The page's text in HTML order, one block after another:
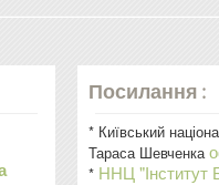
Посилання :
* Київський
Тараса Шевченка
* ННЦ "Інститут